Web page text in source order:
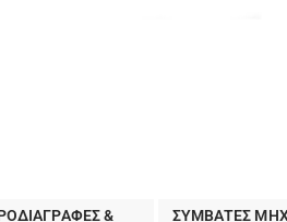
&
ΣΥΜΒΑΤΕΣ